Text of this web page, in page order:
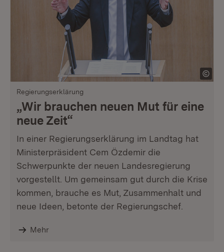
Regierungserklärung
„Wir brauchen neuen Mut für eine
neue Zeit“
In einer Regierungserklärung im Landtag hat
Ministerpräsident Cem Özdemir die
Schwerpunkte der neuen Landesregierung
vorgestellt. Um gemeinsam gut durch die Krise
kommen, brauche es Mut, Zusammenhalt und
neue Ideen, betonte der Regierungschef.
Mehr